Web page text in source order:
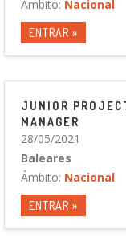
Ámbito: Nacional
ENTRAR »
JUNIOR
MANAGER
28/05/2021
Baleares
Ámbito: Nacional
ENTRAR »